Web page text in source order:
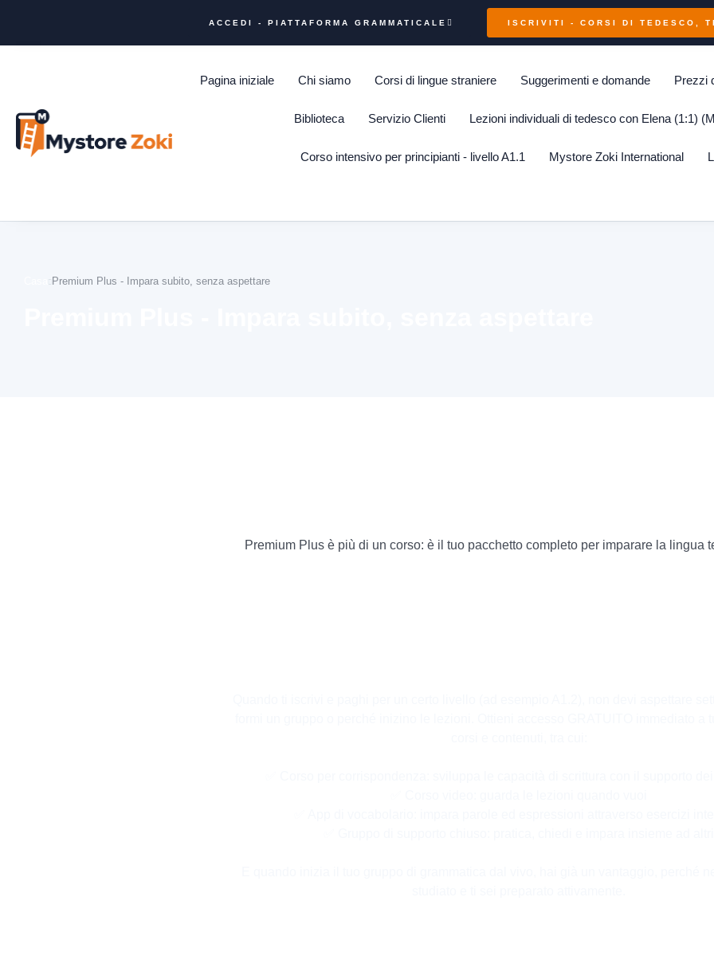
ACCEDI - PIATTAFORMA GRAMMATICALE ISCRIVITI - CORSI DI TEDESCO,
Pagina iniziale Chi siamo Corsi di lingue straniere Suggerimenti e domande Prezzi
Biblioteca Servizio Clienti Lezioni individuali di tedesco con Elena (1:1)
Corso intensivo per principianti - livello A1.1 Mystore Zoki International
Premium Plus - Impara subito, senza aspettare
Premium Plus è più di un corso: è il tuo pacchetto completo per imparare la lingua